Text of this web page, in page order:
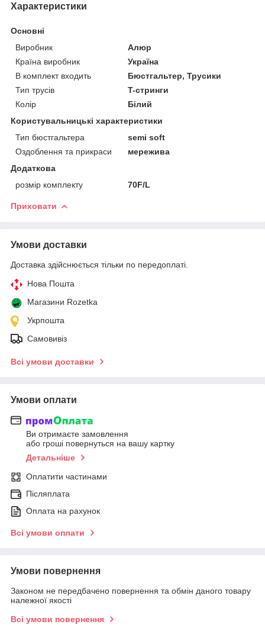
Характеристики
Основні
Виробник
Алюр
Країна виробник
Україна
В комплект входить
Бюстгальтер, Трусики
Тип трусів
T-стринги
Колір
Білий
Користувальницькі характеристики
Тип бюстгальтера
semi soft
Оздоблення та прикраси
мережива
Додаткова
розмір комплекту
70F/L
Приховати
Умови доставки
Доставка здійснюється тільки по передоплаті.
Нова Пошта
Магазини Rozetka
Укрпошта
Самовивіз
Всі умови доставки
Умови оплати
Ви отримаєте замовлення
або гроші повернуться на вашу картку
Детальніше
Оплатити частинами
Післяплата
Оплата на рахунок
Всі умови оплати
Умови повернення
Законом не передбачено повернення та обмін даного товару
належної якості
Всі умови повернення